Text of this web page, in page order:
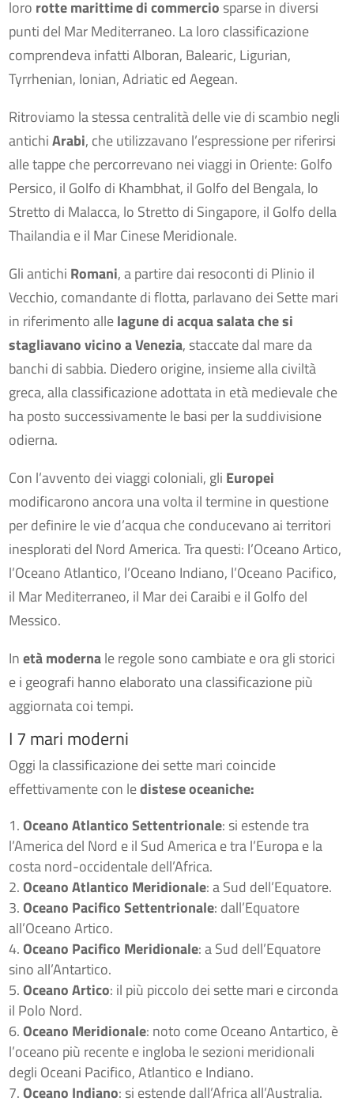
loro rotte marittime di commercio sparse in diversi
punti del Mar Mediterraneo. La loro classificazione
comprendeva infatti Alboran, Balearic, Ligurian,
Tyrrhenian, Ionian, Adriatic ed Aegean.
Ritroviamo la stessa centralità delle vie di scambio negli
antichiArabi, che utilizzavano l’espressione per riferirsi
alle tappe che percorrevano nei viaggi in Oriente: Golfo
Persico, il Golfo di Khambhat, il Golfo del Bengala, lo
Stretto di Malacca, lo Stretto di Singapore, il Golfo della
Thailandia e il Mar Cinese Meridionale.
Gli antichi Romani, a partire dai resoconti di Plinio il
Vecchio, comandante di flotta, parlavano dei Sette mari
in riferimento allelagune di acqua salata che si
stagliavano vicino a Venezia, staccate dal mare da
banchi di sabbia. Diedero origine, insieme alla civiltà
greca, alla classificazione adottata in età medievale che
ha posto successivamente le basi per la suddivisione
odierna.
Con l’avvento dei viaggi coloniali, gli Europei
modificarono ancora una volta il termine in questione
per definire le vie d’acqua che conducevano ai territori
inesplorati del Nord America. Tra questi: l’Oceano Artico,
l’Oceano Atlantico, l’Oceano Indiano, l’Oceano Pacifico,
il Mar Mediterraneo, il Mar dei Caraibi e il Golfo del
Messico.
Inetà modernale regole sono cambiate e ora gli storici
e i geografi hanno elaborato una classificazione più
aggiornata coi tempi.
I 7 mari moderni
Oggi la classificazione dei sette mari coincide
effettivamente con ledistese oceaniche:
Oceano Atlantico Settentrionale: si estende tra
l’America del Nord e il Sud America e tra l’Europa e la
costa nord-occidentale dell’Africa.
Oceano Atlantico Meridionale: a Sud dell’Equatore.
Oceano Pacifico Settentrionale: dall’Equatore
all’Oceano Artico.
Oceano Pacifico Meridionale: a Sud dell’Equatore
sino all’Antartico.
Oceano Artico: il più piccolo dei sette mari e circonda
il Polo Nord.
Oceano Meridionale: noto come Oceano Antartico, è
l’oceano più recente e ingloba le sezioni meridionali
degli Oceani Pacifico, Atlantico e Indiano.
Oceano Indiano: si estende dall’Africa all’Australia.